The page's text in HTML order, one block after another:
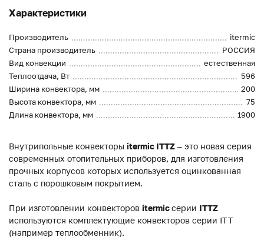
Характеристики
Производитель
itermic
Страна производитель
РОССИЯ
Вид конвекции
естественная
Теплоотдача, Вт
596
Ширина конвектора, мм
200
Высота конвектора, мм
75
Длина конвектора, мм
1900
Внутрипольные конвекторы itermic ITTZ – это новая серия
современных отопительных приборов, для изготовления
прочных корпусов которых используется оцинкованная
сталь с порошковым покрытием.
При изготовлении конвекторов itermicсерии ITTZ
используются комплектующие конвекторов серии ITT
(например теплообменник).